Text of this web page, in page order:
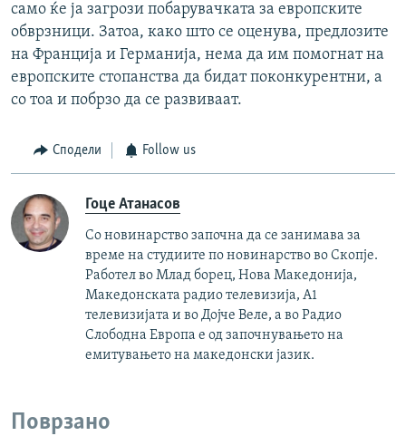
само ќе ја загрози побарувачката за европските
обврзници. Затоа, како што се оценува, предлозите
на Франција и Германија, нема да им помогнат на
европските стопанства да бидат поконкурентни, а
со тоа и побрзо да се развиваат.
Сподели Follow us
Гоце Атанасов
Со новинарство започна да се занимава за
време на студиите по новинарство во Скопје.
Работел во Млад борец, Нова Македонија,
Македонската радио телевизија, А1
телевизијата и во Дојче Веле, а во Радио
Слободна Европа е од започнувањето на
емитувањето на македонски јазик.
Поврзано